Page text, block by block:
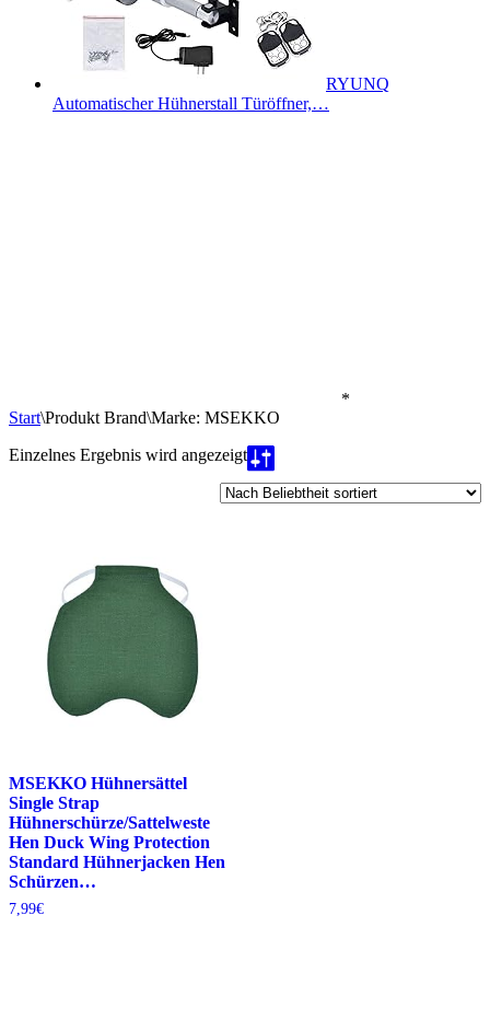
RYUNQ
Automatischer Hühnerstall Türöffner,…
*
Start\Produkt Brand\Marke: MSEKKO
Einzelnes Ergebnis wird angezeigt
MSEKKO Hühnersättel
Single Strap
Hühnerschürze/Sattelweste
Hen Duck Wing Protection
Standard Hühnerjacken Hen
Schürzen…
7,99€